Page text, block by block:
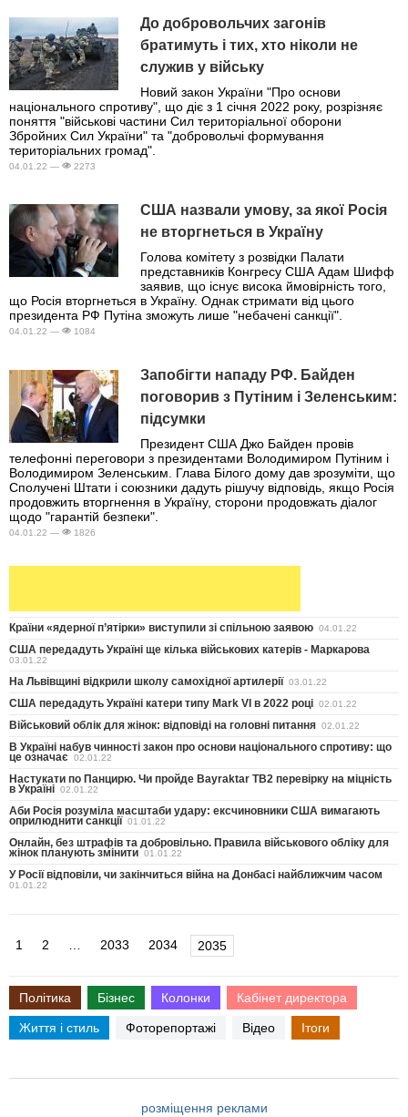
До добровольчих загонів
братимуть і тих, хто ніколи не
служив у війську
Новий закон України "Про основи
національного спротиву", що діє з 1 січня 2022 року, розрізняє
поняття "військові частини Сил територіальної оборони
Збройних Сил України" та "добровольчі формування
територіальних громад".
04.01.22 — 2273
США назвали умову, за якої Росія
не вторгнеться в Україну
Голова комітету з розвідки Палати
представників Конгресу США Адам Шифф
заявив, що існує висока ймовірність того,
що Росія вторгнеться в Україну. Однак стримати від цього
президента РФ Путіна зможуть лише "небачені санкції".
04.01.22 — 1084
Запобігти нападу РФ. Байден
поговорив з Путіним і Зеленським:
підсумки
Президент США Джо Байден провів
телефонні переговори з президентами Володимиром Путіним і
Володимиром Зеленським. Глава Білого дому дав зрозуміти, що
Сполучені Штати і союзники дадуть рішучу відповідь, якщо Росія
продовжить вторгнення в Україну, сторони продовжать діалог
щодо "гарантій безпеки".
04.01.22 — 1826
Країни «ядерної п’ятірки» виступили зі спільною заявою 04.01.22
США передадуть Україні ще кілька військових катерів - Маркарова
03.01.22
На Львівщині відкрили школу самохідної артилерії 03.01.22
США передадуть Україні катери типу Mark VI в 2022 році 02.01.22
Військовий облік для жінок: відповіді на головні питання 02.01.22
В Україні набув чинності закон про основи національного спротиву: що
це означає 02.01.22
Настукати по Панцирю. Чи пройде Bayraktar TB2 перевірку на міцність
в Україні 02.01.22
Аби Росія розуміла масштаби удару: ексчиновники США вимагають
оприлюднити санкції 01.01.22
Онлайн, без штрафів та добровільно. Правила військового обліку для
жінок планують змінити 01.01.22
У Росії відповіли, чи закінчиться війна на Донбасі найближчим часом
01.01.22
1 2 … 2033 2034 2035
Політика Бізнес Колонки Кабінет директора
Життя і стиль Фоторепортажі Відео Ітоги
розміщення реклами